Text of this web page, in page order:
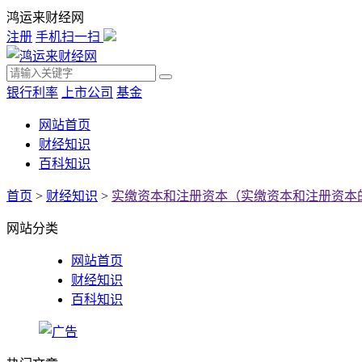
鸿运来财经网
注册 手机扫一扫
银行利率 上市公司 基金
网站首页
财经知识
百科知识
首页 > 财经知识 > 实缴资本和注册资本（实缴资本和注册资本
网站分类
网站首页
财经知识
百科知识